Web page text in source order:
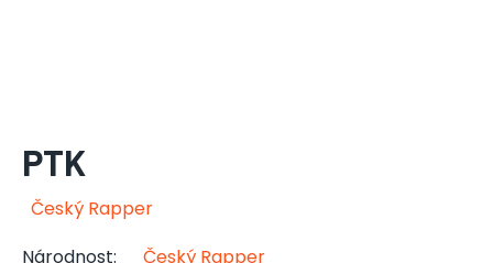
PTK
Český Rapper
Národnost:
Český Rapper